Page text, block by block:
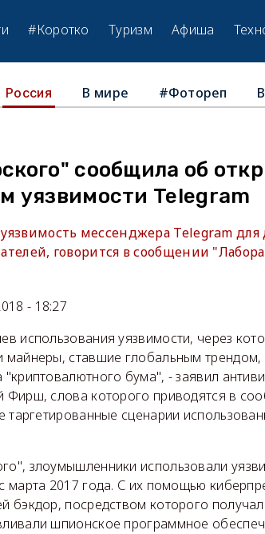
#Коротко Туризм Афиша
Россия В мире #Фотореп
сообщила об
уязвимости Telegram
мессенджера Telegram для
говорится в сообщении
- 18:27
использования уязвимости, через
майнеры, ставшие глобальным
бума", - заявил
Фирш, слова которого приводятся в
сценарии
злоумышленники использовали
марта 2017 года. С их помощью
бэкдор, посредством которого
шпионское программное